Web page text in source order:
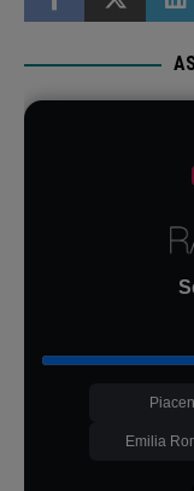
Emilia